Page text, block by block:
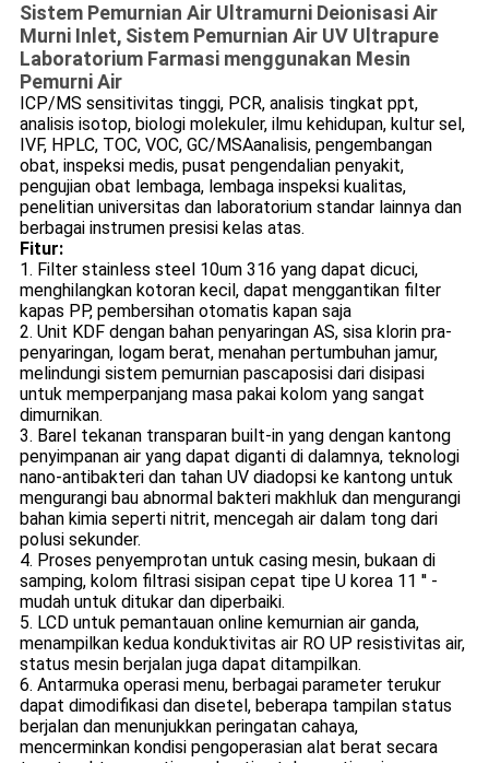
Sistem Pemurnian Air Ultramurni Deionisasi Air
Murni Inlet, Sistem Pemurnian Air UV Ultrapure
Laboratorium Farmasi menggunakan Mesin
Pemurni Air
ICP/MS sensitivitas tinggi, PCR, analisis tingkat ppt,
analisis isotop, biologi molekuler, ilmu kehidupan, kultur sel,
IVF, HPLC, TOC, VOC, GC/MSAanalisis, pengembangan
obat, inspeksi medis, pusat pengendalian penyakit,
pengujian obat lembaga, lembaga inspeksi kualitas,
penelitian universitas dan laboratorium standar lainnya dan
berbagai instrumen presisi kelas atas.
Fitur:
1. Filter stainless steel 10um 316 yang dapat dicuci,
menghilangkan kotoran kecil, dapat menggantikan filter
kapas PP, pembersihan otomatis kapan saja
2. Unit KDF dengan bahan penyaringan AS, sisa klorin pra-
penyaringan, logam berat, menahan pertumbuhan jamur,
melindungi sistem pemurnian pascaposisi dari disipasi
untuk memperpanjang masa pakai kolom yang sangat
dimurnikan.
3. Barel tekanan transparan built-in yang dengan kantong
penyimpanan air yang dapat diganti di dalamnya, teknologi
nano-antibakteri dan tahan UV diadopsi ke kantong untuk
mengurangi bau abnormal bakteri makhluk dan mengurangi
bahan kimia seperti nitrit, mencegah air dalam tong dari
polusi sekunder.
4. Proses penyemprotan untuk casing mesin, bukaan di
samping, kolom filtrasi sisipan cepat tipe U korea 11 '' -
mudah untuk ditukar dan diperbaiki.
5. LCD untuk pemantauan online kemurnian air ganda,
menampilkan kedua konduktivitas air RO UP resistivitas air,
status mesin berjalan juga dapat ditampilkan.
6. Antarmuka operasi menu, berbagai parameter terukur
dapat dimodifikasi dan disetel, beberapa tampilan status
berjalan dan menunjukkan peringatan cahaya,
mencerminkan kondisi pengoperasian alat berat secara